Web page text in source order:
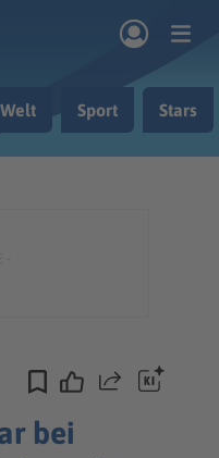
Welt Sport Stars
Teilen
bei